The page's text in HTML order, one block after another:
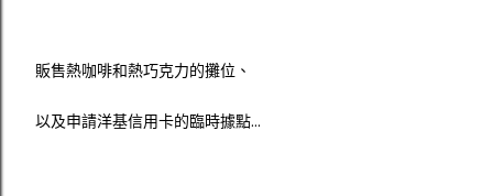
販售熱咖啡和熱巧克力的攤位、
以及申請洋基信用卡的臨時據點...